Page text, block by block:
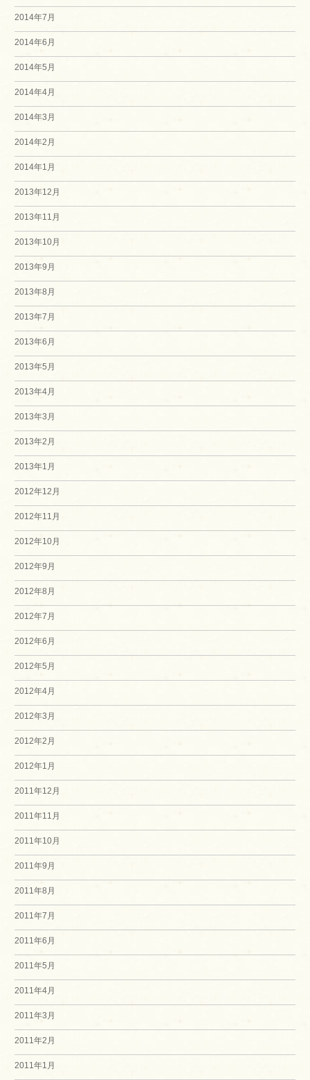
2014年7月
2014年6月
2014年5月
2014年4月
2014年3月
2014年2月
2014年1月
2013年12月
2013年11月
2013年10月
2013年9月
2013年8月
2013年7月
2013年6月
2013年5月
2013年4月
2013年3月
2013年2月
2013年1月
2012年12月
2012年11月
2012年10月
2012年9月
2012年8月
2012年7月
2012年6月
2012年5月
2012年4月
2012年3月
2012年2月
2012年1月
2011年12月
2011年11月
2011年10月
2011年9月
2011年8月
2011年7月
2011年6月
2011年5月
2011年4月
2011年3月
2011年2月
2011年1月